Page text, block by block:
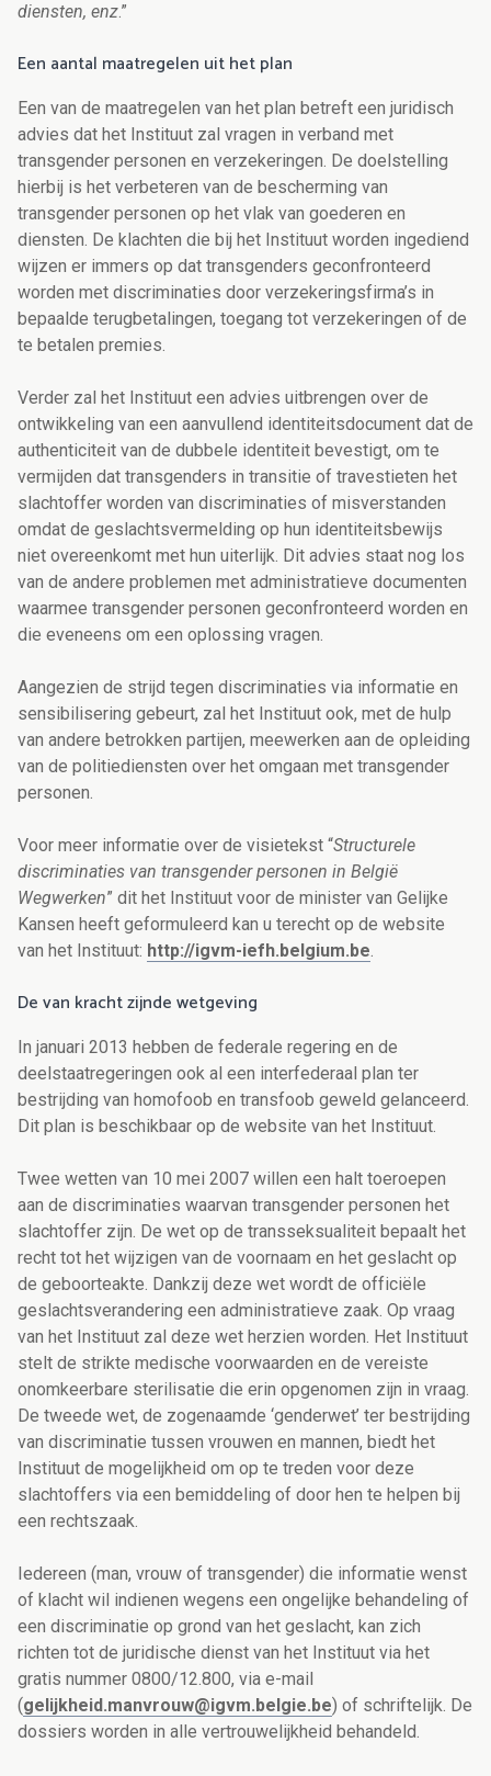
diensten, enz.”
Een aantal maatregelen uit het plan
Een van de maatregelen van het plan betreft een juridisch
advies dat het Instituut zal vragen in verband met
transgender personen en verzekeringen. De doelstelling
hierbij is het verbeteren van de bescherming van
transgender personen op het vlak van goederen en
diensten. De klachten die bij het Instituut worden ingediend
wijzen er immers op dat transgenders geconfronteerd
worden met discriminaties door verzekeringsfirma’s in
bepaalde terugbetalingen, toegang tot verzekeringen of de
te betalen premies.
Verder zal het Instituut een advies uitbrengen over de
ontwikkeling van een aanvullend identiteitsdocument dat de
authenticiteit van de dubbele identiteit bevestigt, om te
vermijden dat transgenders in transitie of travestieten het
slachtoffer worden van discriminaties of misverstanden
omdat de geslachtsvermelding op hun identiteitsbewijs
niet overeenkomt met hun uiterlijk. Dit advies staat nog los
van de andere problemen met administratieve documenten
waarmee transgender personen geconfronteerd worden en
die eveneens om een oplossing vragen.
Aangezien de strijd tegen discriminaties via informatie en
sensibilisering gebeurt, zal het Instituut ook, met de hulp
van andere betrokken partijen, meewerken aan de opleiding
van de politiediensten over het omgaan met transgender
personen.
Voor meer informatie over de visietekst “Structurele
discriminaties van transgender personen in België
Wegwerken” dit het Instituut voor de minister van Gelijke
Kansen heeft geformuleerd kan u terecht op de website
van het Instituut: http://igvm-iefh.belgium.be.
De van kracht zijnde wetgeving
In januari 2013 hebben de federale regering en de
deelstaatregeringen ook al een interfederaal plan ter
bestrijding van homofoob en transfoob geweld gelanceerd.
Dit plan is beschikbaar op de website van het Instituut.
Twee wetten van 10 mei 2007 willen een halt toeroepen
aan de discriminaties waarvan transgender personen het
slachtoffer zijn. De wet op de transseksualiteit bepaalt het
recht tot het wijzigen van de voornaam en het geslacht op
de geboorteakte. Dankzij deze wet wordt de officiële
geslachtsverandering een administratieve zaak. Op vraag
van het Instituut zal deze wet herzien worden. Het Instituut
stelt de strikte medische voorwaarden en de vereiste
onomkeerbare sterilisatie die erin opgenomen zijn in vraag.
De tweede wet, de zogenaamde ‘genderwet’ ter bestrijding
van discriminatie tussen vrouwen en mannen, biedt het
Instituut de mogelijkheid om op te treden voor deze
slachtoffers via een bemiddeling of door hen te helpen bij
een rechtszaak.
Iedereen (man, vrouw of transgender) die informatie wenst
of klacht wil indienen wegens een ongelijke behandeling of
een discriminatie op grond van het geslacht, kan zich
richten tot de juridische dienst van het Instituut via het
gratis nummer 0800/12.800, via e-mail
(gelijkheid.manvrouw@igvm.belgie.be) of schriftelijk. De
dossiers worden in alle vertrouwelijkheid behandeld.